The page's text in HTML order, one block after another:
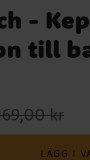
-
till
kr
LÄGG I